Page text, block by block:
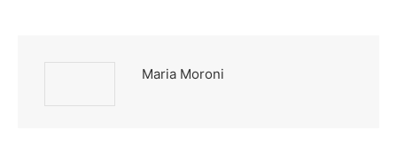
Maria Moroni